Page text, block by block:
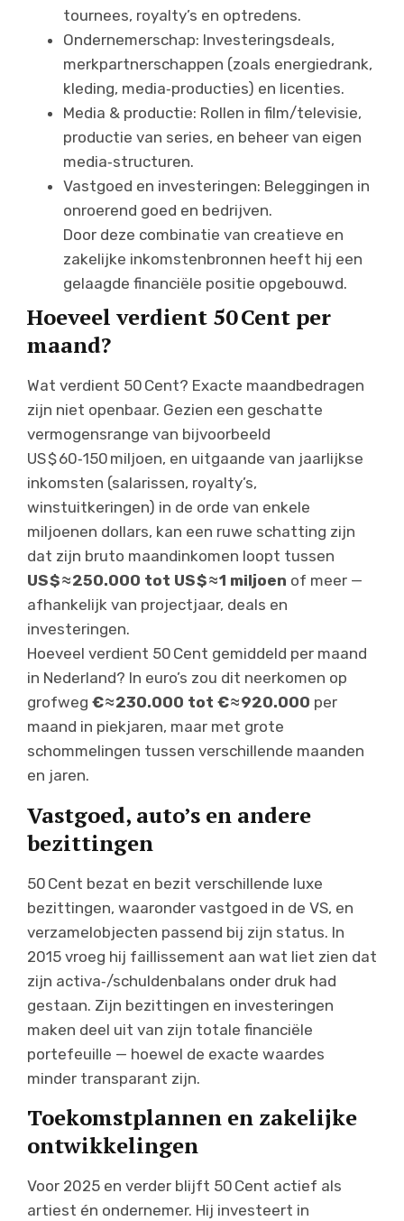
tournees, royalty’s en optredens.
Ondernemerschap: Investeringsdeals,
merkpartner­schappen (zoals energie­drank,
kleding, media‑producties) en licenties.
Media & productie: Rollen in film/televisie,
productie van series, en beheer van eigen
media‑structuren.
Vastgoed en investeringen: Beleggingen in
onroerend goed en bedrijven.
Door deze combinatie van creatieve en
zakelijke inkomstenbronnen heeft hij een
gelaagde financiële positie opgebouwd.
Hoeveel verdient 50 Cent per
maand?
Wat verdient 50 Cent? Exacte maandbedragen
zijn niet openbaar. Gezien een geschatte
vermogensrange van bijvoorbeeld
US $ 60‑150 miljoen, en uitgaande van jaarlijkse
inkomsten (salarissen, royalty’s,
winstuitkeringen) in de orde van enkele
miljoenen dollars, kan een ruwe schatting zijn
dat zijn bruto maandinkomen loopt tussen
US $ ≈ 250.000 tot US $ ≈ 1 miljoen of meer —
afhankelijk van projectjaar, deals en
investeringen.
Hoeveel verdient 50 Cent gemiddeld per maand
in Nederland? In euro’s zou dit neerkomen op
grofweg € ≈ 230.000 tot € ≈ 920.000 per
maand in piekjaren, maar met grote
schommelingen tussen verschillende maanden
en jaren.
Vastgoed, auto’s en andere
bezittingen
50 Cent bezat en bezit verschillende luxe
bezittingen, waaronder vastgoed in de VS, en
verzamelobjecten passend bij zijn status. In
2015 vroeg hij faillissement aan wat liet zien dat
zijn activa‑/schuldenbalans onder druk had
gestaan. Zijn bezittingen en investeringen
maken deel uit van zijn totale financiële
portefeuille — hoewel de exacte waardes
minder transparant zijn.
Toekomstplannen en zakelijke
ontwikkelingen
Voor 2025 en verder blijft 50 Cent actief als
artiest én ondernemer. Hij investeert in